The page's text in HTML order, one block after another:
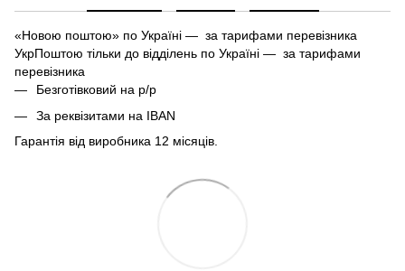
«Новою поштою» по Україні — за тарифами перевізника
УкрПоштою тільки до відділень по Україні — за тарифами
перевізника
Безготівковий на р/р
За реквізитами на IBAN
Гарантія від виробника 12 місяців.